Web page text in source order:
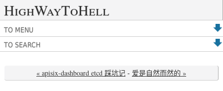
HighWayToHell
TO MENU
TO SEARCH
« apisix-dashboard etcd 踩坑记 - 爱是自然而然的 »